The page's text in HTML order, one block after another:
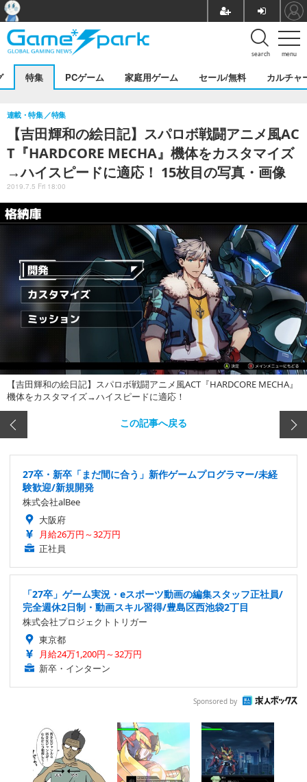
menu
search
特集 PCゲーム 家庭用ゲーム セール/無料 カルチャ
【吉田輝和の絵日記】スパロボ戦闘アニメ風AC
T『HARDCORE MECHA』機体をカスタマイズ
→ハイスピードに適応！ 15枚目の写真・画像
連載・特集 特集
2019.7.5 Fri 18:00
【吉田輝和の絵日記】スパロボ戦闘アニメ風ACT『HARDCORE MECHA』
機体をカスタマイズ→ハイスピードに適応！
この記事へ戻る
27卒・新卒「まだ間に合う」新作ゲームプログラマー/未経
験歓迎/新規開発
株式会社alBee
大阪府
月給26万円～32万円
正社員
「27卒」ゲーム実況・eスポーツ動画の編集スタッフ正社員/
完全週休2日制・動画スキル習得/豊島区西池袋2丁目
株式会社プロジェクトトリガー
東京都
月給24万1,200円～32万円
新卒・インターン
Sponsored by